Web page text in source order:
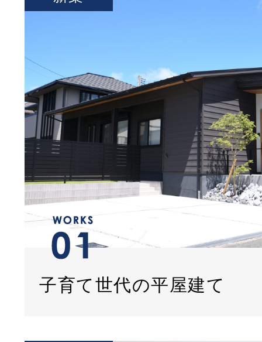
子育て世代の平屋建て